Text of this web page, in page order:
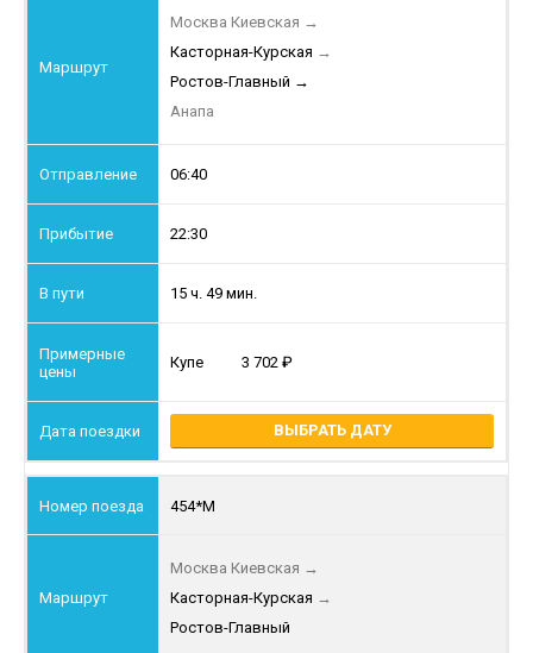
Москва Киевская →
Касторная-Курская →
Ростов-Главный →
Анапа
06:40
22:30
15 ч. 49 мин.
Купе 3 702
ВЫБРАТЬ ДАТУ
454*М
Москва Киевская →
Касторная-Курская →
Ростов-Главный